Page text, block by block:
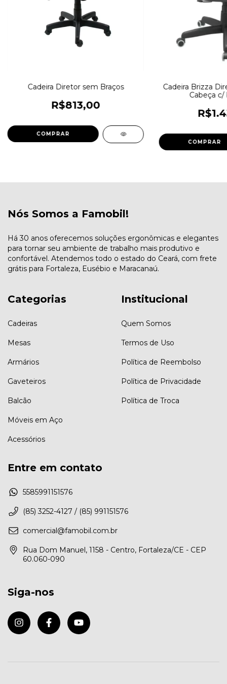
Cadeira Diretor sem Braços
R$813,00
COMPRAR
Cadeira Brizza
Cabeça c/
COMPRAR
Nós Somos a Famobil!
Há 30 anos oferecemos soluções ergonômicas e elegantes
para tornar seu ambiente de trabalho mais produtivo e
confortável. Atendemos todo o estado do Ceará, com frete
grátis para Fortaleza, Eusébio e Maracanaú.
Categorias
Cadeiras
Mesas
Armários
Gaveteiros
Balcão
Móveis em Aço
Acessórios
Institucional
Quem Somos
Termos de Uso
Política de Reembolso
Política de Privacidade
Política de Troca
Entre em contato
5585991151576
(85) 3252-4127 / (85) 991151576
comercial@famobil.com.br
Rua Dom Manuel, 1158 - Centro, Fortaleza/CE - CEP
60.060-090
Siga-nos